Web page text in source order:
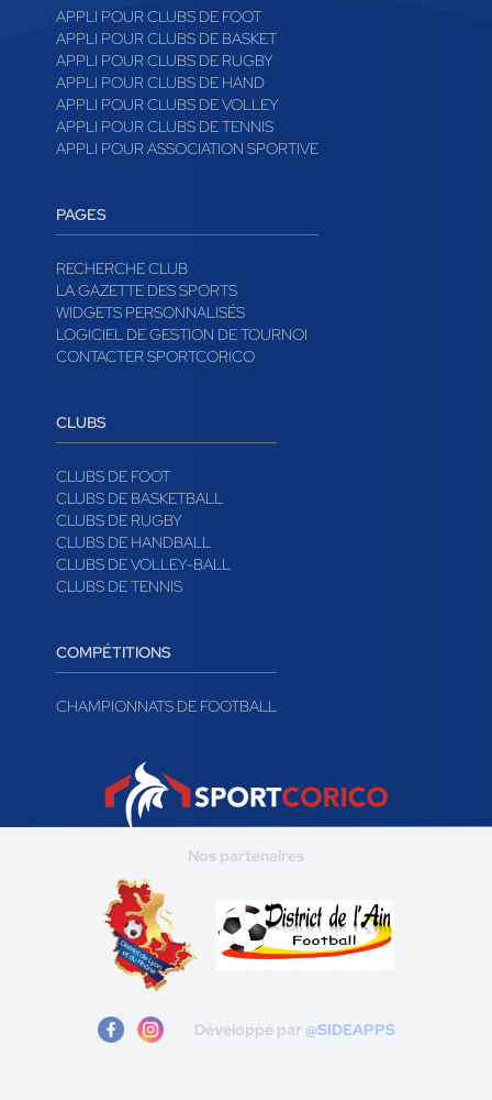
APPLI POUR CLUBS DE FOOT
APPLI POUR CLUBS DE BASKET
APPLI POUR CLUBS DE RUGBY
APPLI POUR CLUBS DE HAND
APPLI POUR CLUBS DE VOLLEY
APPLI POUR CLUBS DE TENNIS
APPLI POUR ASSOCIATION SPORTIVE
PAGES
RECHERCHE CLUB
LA GAZETTE DES SPORTS
WIDGETS PERSONNALISÉS
LOGICIEL DE GESTION DE TOURNOI
CONTACTER SPORTCORICO
CLUBS
CLUBS DE FOOT
CLUBS DE BASKETBALL
CLUBS DE RUGBY
CLUBS DE HANDBALL
CLUBS DE VOLLEY-BALL
CLUBS DE TENNIS
COMPÉTITIONS
CHAMPIONNATS DE FOOTBALL
Nos partenaires
Développé par @SIDEAPPS